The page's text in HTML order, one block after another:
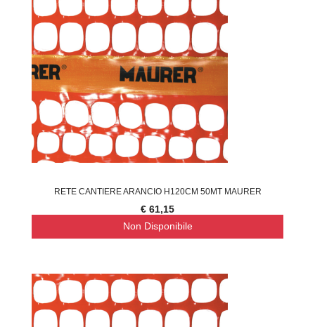
RETE CANTIERE ARANCIO H120CM 50MT MAURER
€ 61,15
Non Disponibile